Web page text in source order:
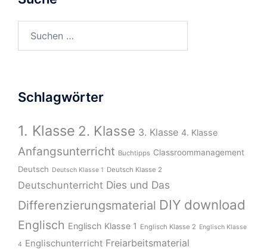
Schlagwörter
1. Klasse 2. Klasse 3. Klasse 4. Klasse
Anfangsunterricht Buchtipps Classroommanagement
Deutsch Deutsch Klasse 1 Deutsch Klasse 2
Deutschunterricht Dies und Das
Differenzierungsmaterial DIY download
Englisch Englisch Klasse 1 Englisch Klasse 2 Englisch Klasse
4 Englischunterricht Freiarbeitsmaterial